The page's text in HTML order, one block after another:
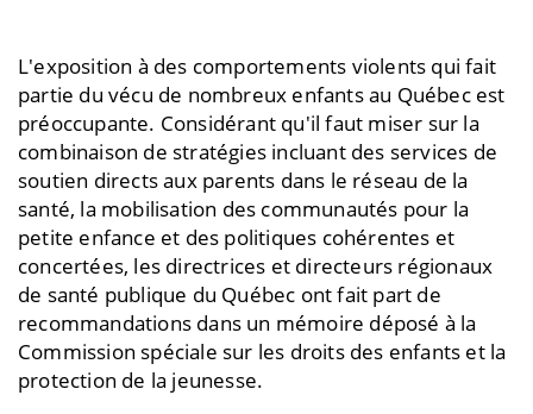
L'exposition à des comportements violents qui fait
partie du vécu de nombreux enfants au Québec est
préoccupante. Considérant qu'il faut miser sur la
combinaison de stratégies incluant des services de
soutien directs aux parents dans le réseau de la
santé, la mobilisation des communautés pour la
petite enfance et des politiques cohérentes et
concertées, les directrices et directeurs régionaux
de santé publique du Québec ont fait part de
recommandations dans un mémoire déposé à la
Commission spéciale sur les droits des enfants et la
protection de la jeunesse.